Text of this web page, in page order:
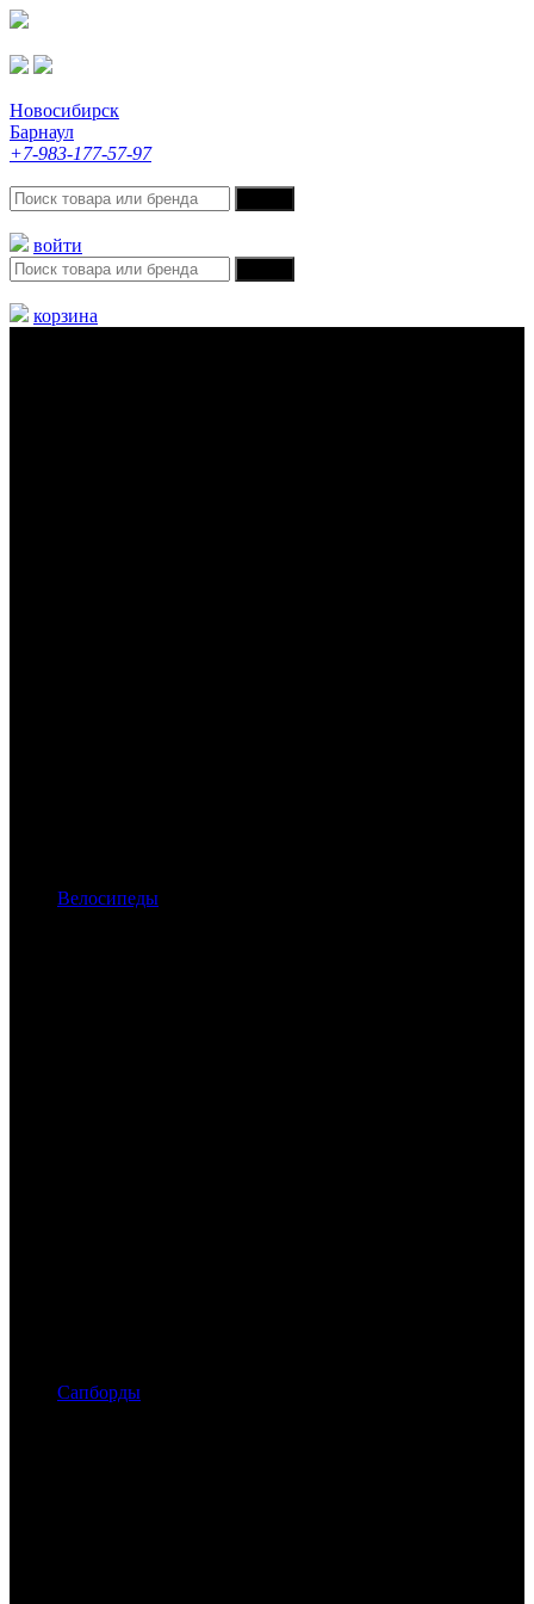
Новосибирск
Барнаул
+7-983-177-57-97
войти
корзина
Велосипеды
Сапборды